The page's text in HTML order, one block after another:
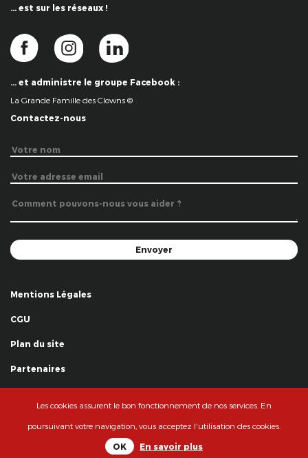
… est sur les réseaux !
… et administre le groupe Facebook :
La Grande Famille des Clowns ©
Contactez-nous
Mentions Légales
CGU
Plan du site
Partenaires
© La Grande Famille des Clowns - 2018
Les cookies assurent le bon fonctionnement de nos services. En
poursuivant votre navigation, vous acceptez l'utilisation des cookies.
OK En savoir plus